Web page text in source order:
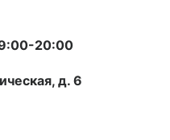
20:00
д. 6